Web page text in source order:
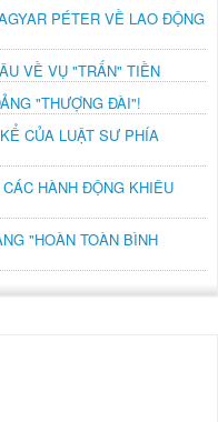
PÉTER VỀ LAO ĐỘNG
VỀ VỤ "TRẤN" TIỀN
"THƯỢNG ĐÀI"!
CỦA LUẬT SƯ PHÍA
HÀNH ĐỘNG KHIÊU
"HOÀN TOÀN BÌNH